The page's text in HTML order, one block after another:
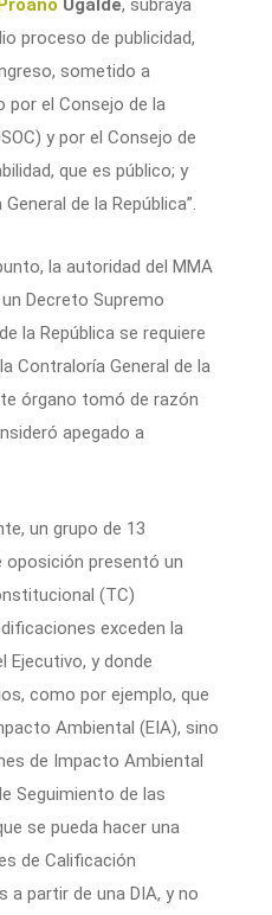
Ugalde, subraya
proceso de publicidad,
sometido a
por el Consejo de la
y por el Consejo de
que es público; y
de la República”.
la autoridad del MMA
Decreto Supremo
la República se requiere
Contraloría General de la
órgano tomó de razón
apegado a
un grupo de 13
oposición presentó un
(TC)
exceden la
Ejecutivo, y donde
como por ejemplo, que
Ambiental (EIA), sino
de Impacto Ambiental
Seguimiento de las
se pueda hacer una
de Calificación
a partir de una DIA, y no